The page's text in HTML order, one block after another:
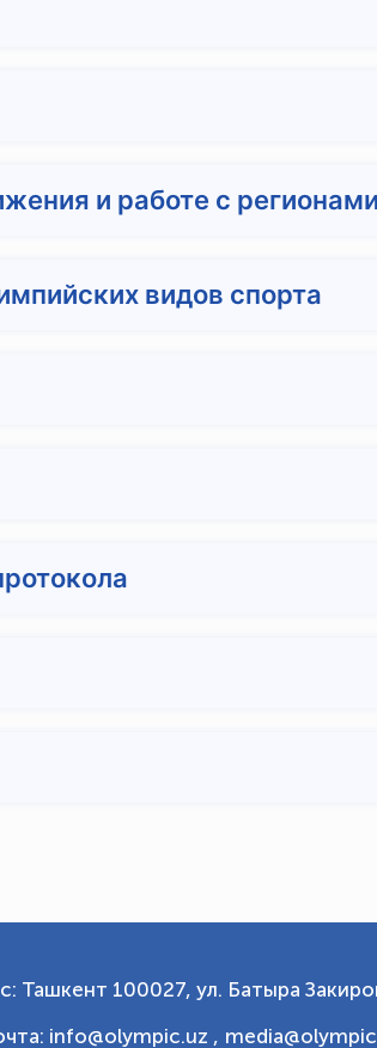
и работе с
видов спорта
Ташкент 100027, ул. Батыра
info@olympic.uz ,